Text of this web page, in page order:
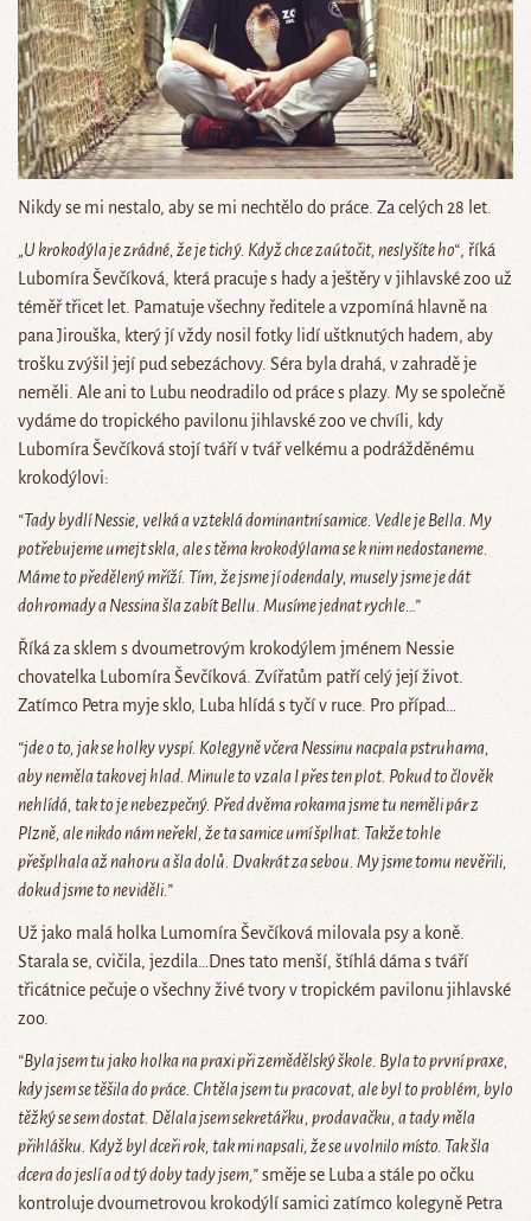
Nikdy se mi nestalo, aby se mi nechtělo do práce. Za celých 28 let.
„U krokodýla je zrádné, že je tichý. Když chce zaútočit, neslyšíte ho“, říká
Lubomíra Ševčíková, která pracuje s hady a ještěry v jihlavské zoo už
téměř třicet let. Pamatuje všechny ředitele a vzpomíná hlavně na
pana Jirouška, který jí vždy nosil fotky lidí uštknutých hadem, aby
trošku zvýšil její pud sebezáchovy. Séra byla drahá, v zahradě je
neměli. Ale ani to Lubu neodradilo od práce s plazy. My se společně
vydáme do tropického pavilonu jihlavské zoo ve chvíli, kdy
Lubomíra Ševčíková stojí tváří v tvář velkému a podrážděnému
krokodýlovi:
“Tady bydlí Nessie, velká a vzteklá dominantní samice. Vedle je Bella. My
potřebujeme umejt skla, ale s těma krokodýlama se k nim nedostaneme.
Máme to předělený mříží. Tím, že jsme jí odendaly, musely jsme je dát
dohromady a Nessina šla zabít Bellu. Musíme jednat rychle…”
Říká za sklem s dvoumetrovým krokodýlem jménem Nessie
chovatelka Lubomíra Ševčíková. Zvířatům patří celý její život.
Zatímco Petra myje sklo, Luba hlídá s tyčí v ruce. Pro případ…
“jde o to, jak se holky vyspí. Kolegyně včera Nessinu nacpala pstruhama,
aby neměla takovej hlad. Minule to vzala I přes ten plot. Pokud to člověk
nehlídá, tak to je nebezpečný. Před dvěma rokama jsme tu neměli pár z
Plzně, ale nikdo nám neřekl, že ta samice umí šplhat. Takže tohle
přešplhala až nahoru a šla dolů. Dvakrát za sebou. My jsme tomu nevěřili,
dokud jsme to neviděli.”
Už jako malá holka Lumomíra Ševčíková milovala psy a koně.
Starala se, cvičila, jezdila…Dnes tato menší, štíhlá dáma s tváří
třicátnice pečuje o všechny živé tvory v tropickém pavilonu jihlavské
zoo.
“Byla jsem tu jako holka na praxi při zemědělský škole. Byla to první praxe,
kdy jsem se těšila do práce. Chtěla jsem tu pracovat, ale byl to problém, bylo
těžký se sem dostat. Dělala jsem sekretářku, prodavačku, a tady měla
přihlášku. Když byl dceři rok, tak mi napsali, že se uvolnilo místo. Tak šla
dcera do jeslí a od tý doby tady jsem,”směje se Luba a stále po očku
kontroluje dvoumetrovou krokodýlí samici zatímco kolegyně Petra